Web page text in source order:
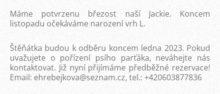
Máme potvrzenu březost naší Jackie. Koncem
listopadu očekáváme narození vrh L.
Štěňátka budou k odběru koncem ledna 2023. Pokud
uvažujete o pořízení psího parťáka, neváhejte nás
kontaktovat. Již nyní přijímáme předběžné rezervace!
Email: ehrebejkova@seznam.cz, tel.: +420603877836